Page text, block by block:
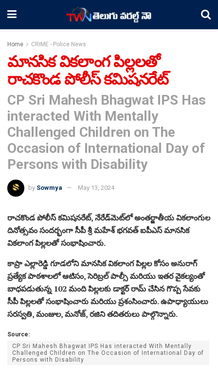
Home CRIME - Police News
మానసిక వికలాంగ పిల్లలతో
రాచకొండ పోలీస్ కమిషనరేట్
CP Sri Mahesh Bhagwat IPS Has
interacted With Mentally
Challenged Children on The
Occasion of International Day of
Persons with Disability
by Sowmya May 13, 2024
రాచకొండ పోలీస్ కమిషనరేట్, నేరేడ్‌మెట్‌లో అంతర్జాతీయ వికలాంగుల
దినోత్సవం సందర్భంగా సీపీ శ్రీ మహేశ్ భగవత్ ఐపీఎస్ మానసిక
వికలాంగ పిల్లలతో సంభాషించారు.
కాప్రా ఎల్లారెడ్డి గూడలోని మానసిక వికలాంగ పిల్లల కోసం అనురాగ్
ప్రత్యేక పాఠశాలలో ఆటిసం, సెరిబ్రల్ పాల్సీ మరియు ఇతర వైకల్యంతో
బాధపడుతున్న 102 మంది పిల్లలకు డాక్టర్ రామ్ చేసిన గొప్ప సేవకు
సీపీ పిల్లలతో సంభాషించారు మరియు ప్రశంసించారు. ఉపాధ్యాయులు
సరస్వతి, మంజుల, మనోజ్, రజిని తదితరులు పాల్గొన్నారు.
Source:
CP Sri Mahesh Bhagwat IPS Has interacted With Mentally
Challenged Children on The Occasion of International Day of
Persons with Disability